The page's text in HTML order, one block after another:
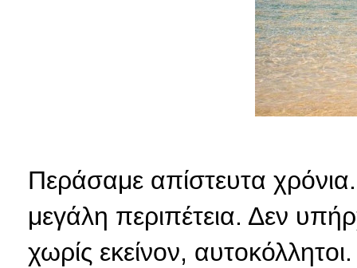
Περάσαμε απίστευτα
μεγάλη περιπέτεια. Δεν
χωρίς εκείνον, αυτοκόλλητοι.